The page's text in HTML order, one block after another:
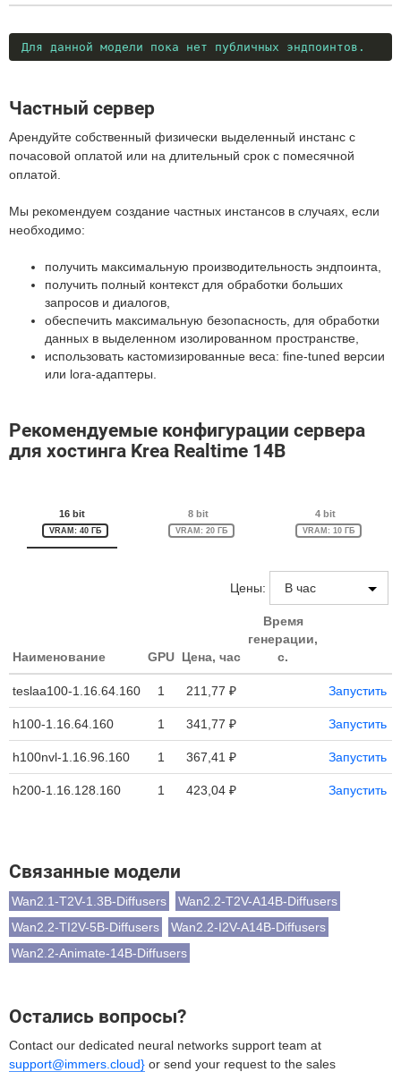
Для данной модели пока нет публичных эндпоинтов.
Частный сервер
Арендуйте собственный физически выделенный инстанс с
почасовой оплатой или на длительный срок с помесячной
оплатой.
Мы рекомендуем создание частных инстансов в случаях, если
необходимо:
получить максимальную производительность эндпоинта,
получить полный контекст для обработки больших
запросов и диалогов,
обеспечить максимальную безопасность, для обработки
данных в выделенном изолированном пространстве,
использовать кастомизированные веса: fine-tuned версии
или lora-адаптеры.
Рекомендуемые конфигурации сервера
для хостинга Krea Realtime 14B
16 bit
VRAM: 40 ГБ
8 bit
VRAM: 20 ГБ
4 bit
VRAM: 10 ГБ
Цены:
Наименование GPU Цена, час
Время
генерации,
с.
teslaa100-1.16.64.160 1 211,77 ₽ Запустить
h100-1.16.64.160 1 341,77 ₽ Запустить
h100nvl-1.16.96.160 1 367,41 ₽ Запустить
h200-1.16.128.160 1 423,04 ₽ Запустить
Связанные модели
Wan2.1-T2V-1.3B-Diffusers
Wan2.2-T2V-A14B-Diffusers
Wan2.2-TI2V-5B-Diffusers
Wan2.2-I2V-A14B-Diffusers
Wan2.2-Animate-14B-Diffusers
Остались вопросы?
Contact our dedicated neural networks support team at
support@immers.cloud} or send your request to the sales